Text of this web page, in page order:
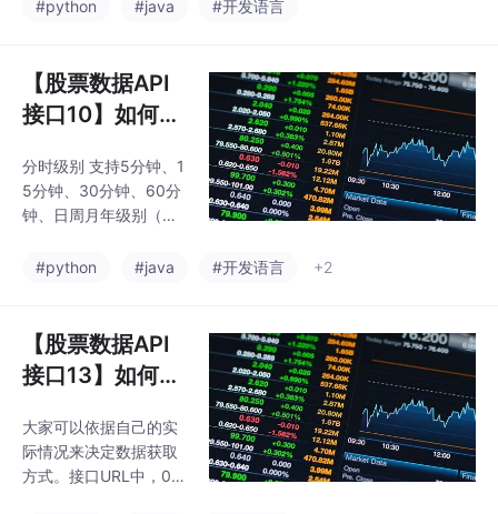
过Python、JavaScript
码演示通过股票
据
测试证书只能测试0000
01的数据，随后大家自
己可以去领取一个免费
其他股票的数据了。h代
表：最高，l代表：最
低，o代表：开盘，pc
代表：当前指数值，cje
#python #java #开发语言
【股票数据API
接口10】如何获
时KDJ数据之Py
thon、Java等
例代码演示通过
取数据
分时级别 支持5分钟、1
5分钟、30分钟、60分
钟、日周月年级别（包
值分别是 5m（5分
钟）、60m（60分
钟）、dn(日线未复
权)、dq（日线前复
权）、wn(周线未复
权)、wq（周线前复
权）、wh（周线后复
#python #java #开发语言 +2
【股票数据API
接口13】如何获
数据之Pytho
n、Java等多种
大家可以依据自己的实
际情况来决定数据获取
方式。接口URL中，00